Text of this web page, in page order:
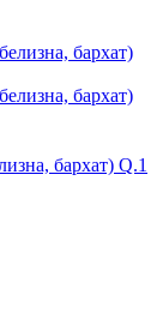
бархат) Q.1